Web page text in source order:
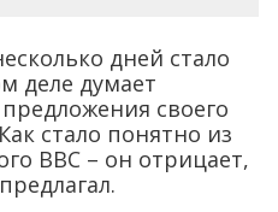
дней стало
деле думает
своего
стало понятно из
ВВС – он отрицает,